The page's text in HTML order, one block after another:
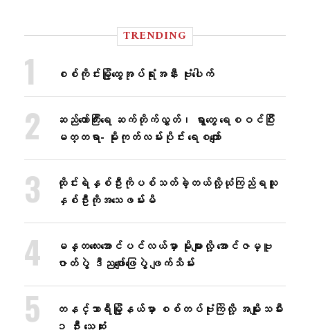
TRENDING
စစ်ကိုင်းမြို့ထွေအုပ်ရုံးအနီး ဗုံးပေါက်
ဆည်တော်ကြီးရေ ဆက်တိုက်လွှတ်၊ ရွာတွေ ရေစဝင်ပြီး
မတ္တရာ- မိုးကုတ်လမ်းပိုင်း ရေစကျော်
ထိုင်းရဲနှစ်ဦးကိုပစ်သတ်ခဲ့တယ်လို့ယုံကြည်ရသူ
နှစ်ဦးကိုအသေဖမ်းမိ
မန္တလေးအောင်ပင်လယ်မှာ မိုးများလို့ အောင်ဇမ္ဗူ
ဇာတ်ပွဲ ဒီညဖျော်ဖြေပွဲ ဖျက်သိမ်း
တနင်္သာရီမြို့နယ်မှာ စစ်တပ်ဗုံးကြဲလို့ အမျိုးသမီး
၁ ဦး သေဆုံး